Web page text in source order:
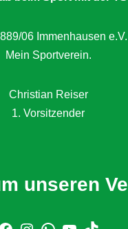
06 Immenhausen e.V.
Mein Sportverein.
Christian Reiser
1. Vorsitzender
unseren